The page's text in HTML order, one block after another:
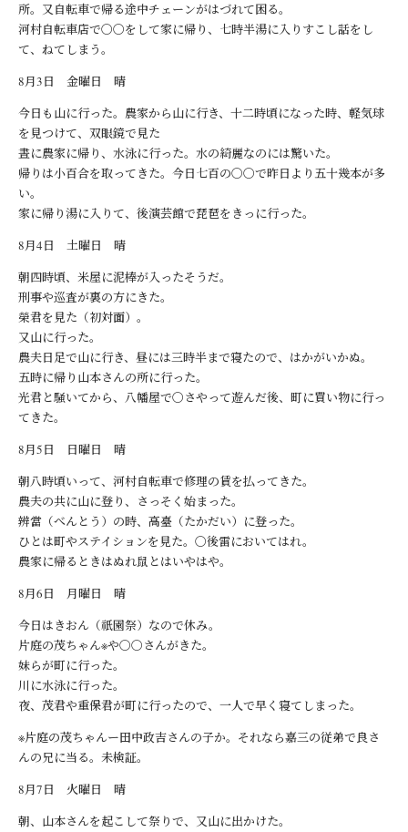
所。又自転車で帰る途中チェーンがはづれて困る。
河村自転車店で〇〇をして家に帰り、七時半湯に入りすこし話をし
て、ねてしまう。
8月3日 金曜日 晴
今日も山に行った。農家から山に行き、十二時頃になった時、軽気球
を見つけて、双眼鏡で見た
晝に農家に帰り、水泳に行った。水の綺麗なのには驚いた。
帰りは小百合を取ってきた。今日七百の〇〇で昨日より五十幾本が多
い。
家に帰り湯に入りて、後演芸館で琵琶をきっに行った。
8月4日 土曜日 晴
朝四時頃、米屋に泥棒が入ったそうだ。
刑事や巡査が裏の方にきた。
榮君を見た（初対面）。
又山に行った。
農夫日足で山に行き、昼には三時半まで寝たので、はかがいかぬ。
五時に帰り山本さんの所に行った。
光君と騒いてから、八幡屋で〇さやって遊んだ後、町に買い物に行っ
てきた。
8月5日 日曜日 晴
朝八時頃いって、河村自転車で修理の賃を払ってきた。
農夫の共に山に登り、さっそく始まった。
辨當（べんとう）の時、高臺（たかだい）に登った。
ひとは町やステイションを見た。〇後雷においてはれ。
農家に帰るときはぬれ鼠とはいやはや。
8月6日 月曜日 晴
今日はきおん（祇園祭）なので休み。
片庭の茂ちゃん※や〇〇さんがきた。
妹らが町に行った。
川に水泳に行った。
夜、茂君や重保君が町に行ったので、一人で早く寝てしまった。
※片庭の茂ちゃんー田中政吉さんの子か。それなら嘉三の従弟で良さ
んの兄に当る。未検証。
8月7日 火曜日 晴
朝、山本さんを起こして祭りで、又山に出かけた。